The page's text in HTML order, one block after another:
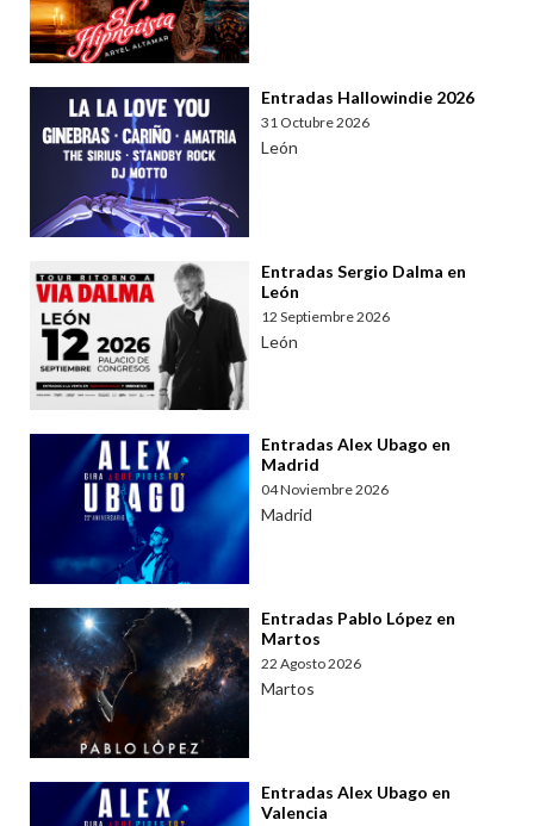
Entradas Hallowindie 2026
31 Octubre 2026
León
Entradas Sergio Dalma en
León
12 Septiembre 2026
León
Entradas Alex Ubago en
Madrid
04 Noviembre 2026
Madrid
Entradas Pablo López en
Martos
22 Agosto 2026
Martos
Entradas Alex Ubago en
Valencia